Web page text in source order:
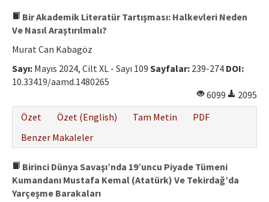
Bir Akademik Literatür Tartışması: Halkevleri Neden
Ve Nasıl Araştırılmalı?
Murat Can Kabagöz
Sayı: Mayıs 2024, Cilt XL - Sayı 109 Sayfalar: 239-274 DOI:
10.33419/aamd.1480265
6099
2095
Özet
Özet (English) Tam Metin
PDF
Benzer Makaleler
Birinci Dünya Savaşı’nda 19’uncu Piyade Tümeni
Kumandanı Mustafa Kemal (Atatürk) Ve Tekirdağ’da
Yarçeşme Barakaları